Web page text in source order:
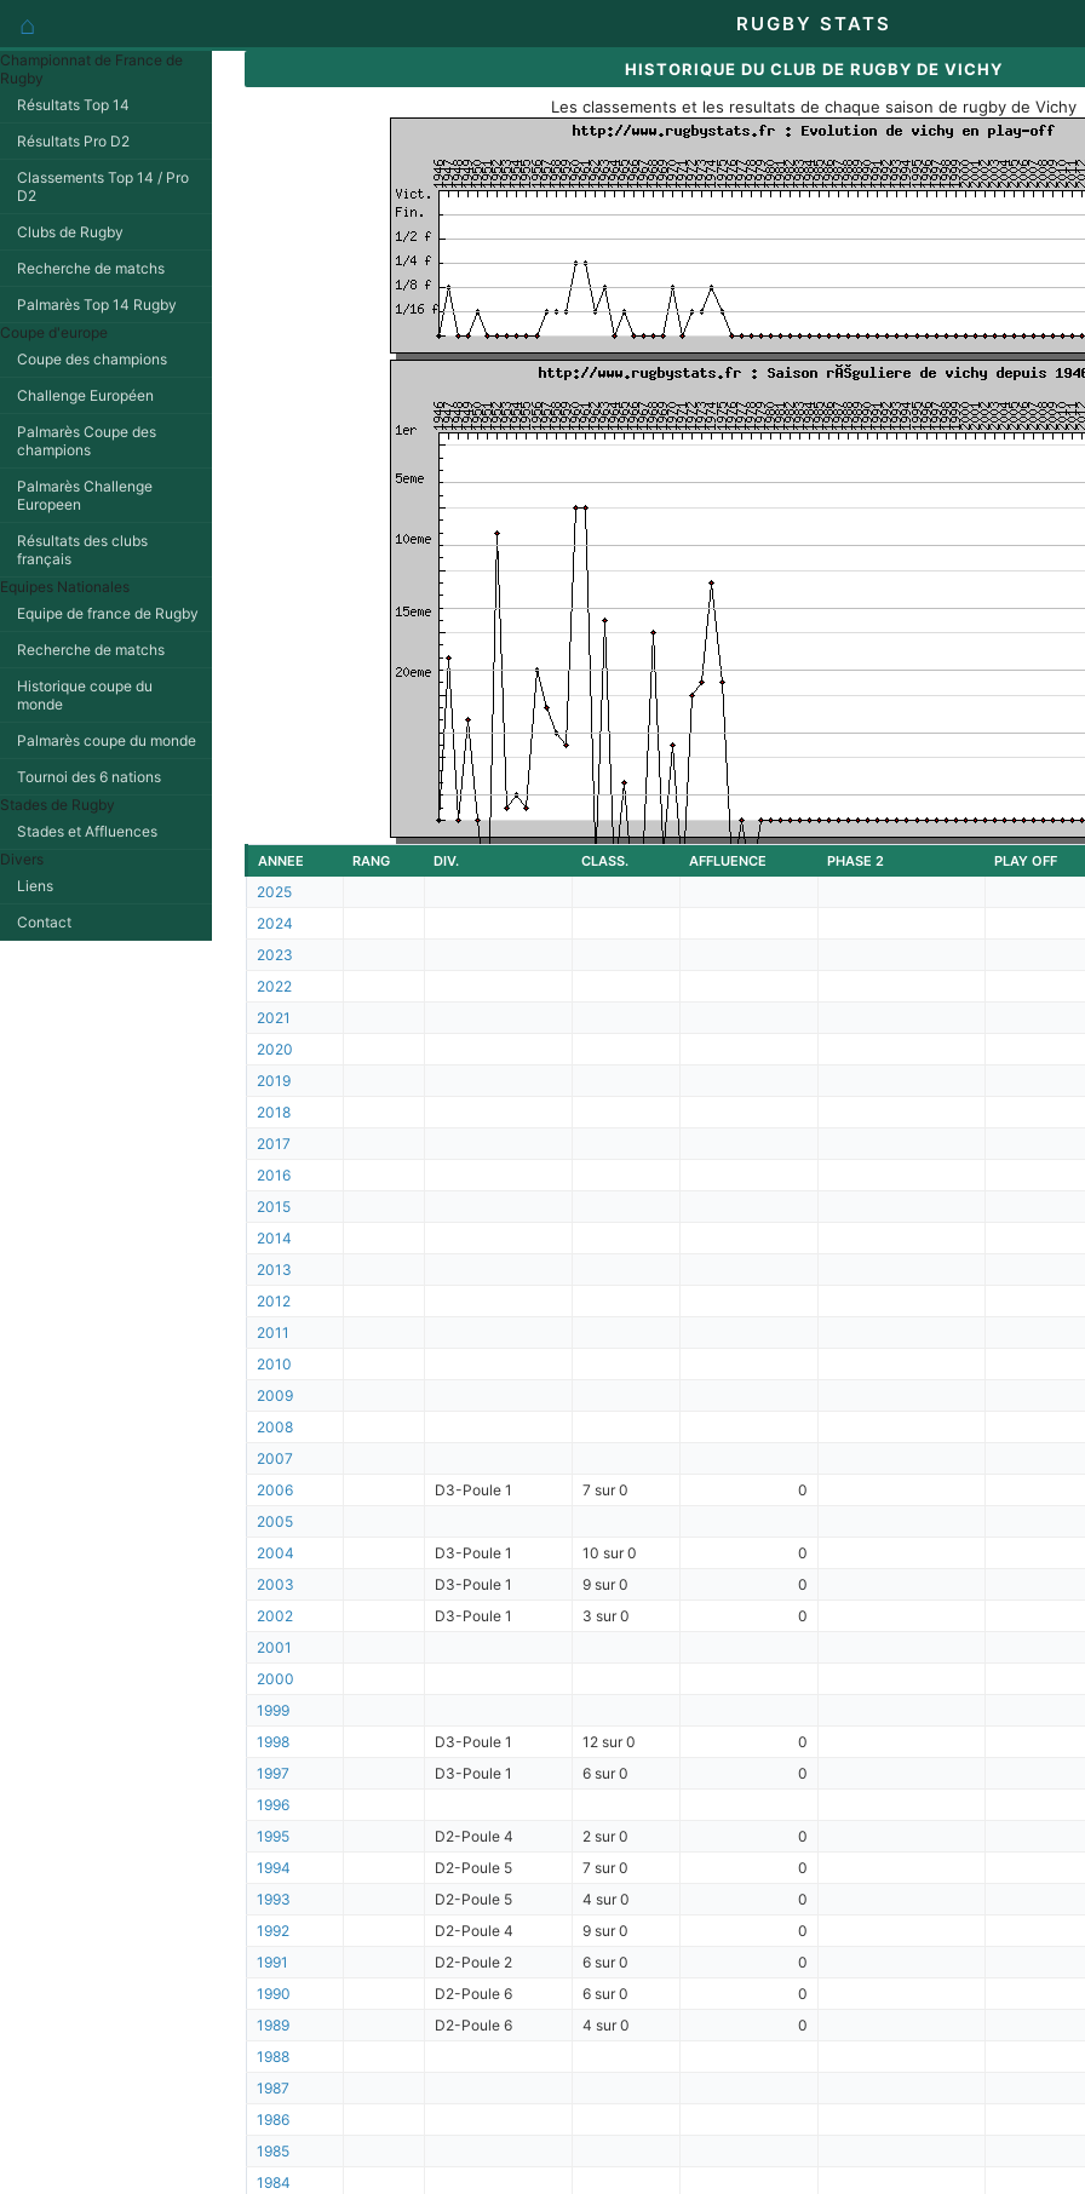
⌂ RUGBY STATS
Championnat de France de
Rugby
Résultats Top 14
Résultats Pro D2
Classements Top 14 / Pro
D2
Clubs de Rugby
Recherche de matchs
Palmarès Top 14 Rugby
Coupe d'europe
Coupe des champions
Challenge Européen
Palmarès Coupe des
champions
Palmarès Challenge
Europeen
Résultats des clubs
français
Equipes Nationales
Equipe de france de Rugby
Recherche de matchs
Historique coupe du
monde
Palmarès coupe du monde
Tournoi des 6 nations
Stades de Rugby
Stades et Affluences
Divers
Liens
Contact
HISTORIQUE DU CLUB DE RUGBY DE VICHY
Les classements et les resultats de chaque saison de rugby de Vichy
ANNEE RANG DIV. CLASS. AFFLUENCE PHASE 2 PLAY OFF
2025
2024
2023
2022
2021
2020
2019
2018
2017
2016
2015
2014
2013
2012
2011
2010
2009
2008
2007
2006
D3-Poule 1 7 sur 0 0
2005
2004
D3-Poule 1 10 sur 0 0
2003
D3-Poule 1 9 sur 0 0
2002
D3-Poule 1 3 sur 0 0
2001
2000
1999
1998
D3-Poule 1 12 sur 0
0
1997
D3-Poule 1 6 sur 0
0
1996
1995
D2-Poule 4 2 sur 0
0
1994
D2-Poule 5 7 sur 0
0
1993
D2-Poule 5 4 sur 0
0
1992
D2-Poule 4 9 sur 0
0
1991
D2-Poule 2 6 sur 0
0
1990
D2-Poule 6 6 sur 0
0
1989
D2-Poule 6 4 sur 0
0
1988
1987
1986
1985
1984